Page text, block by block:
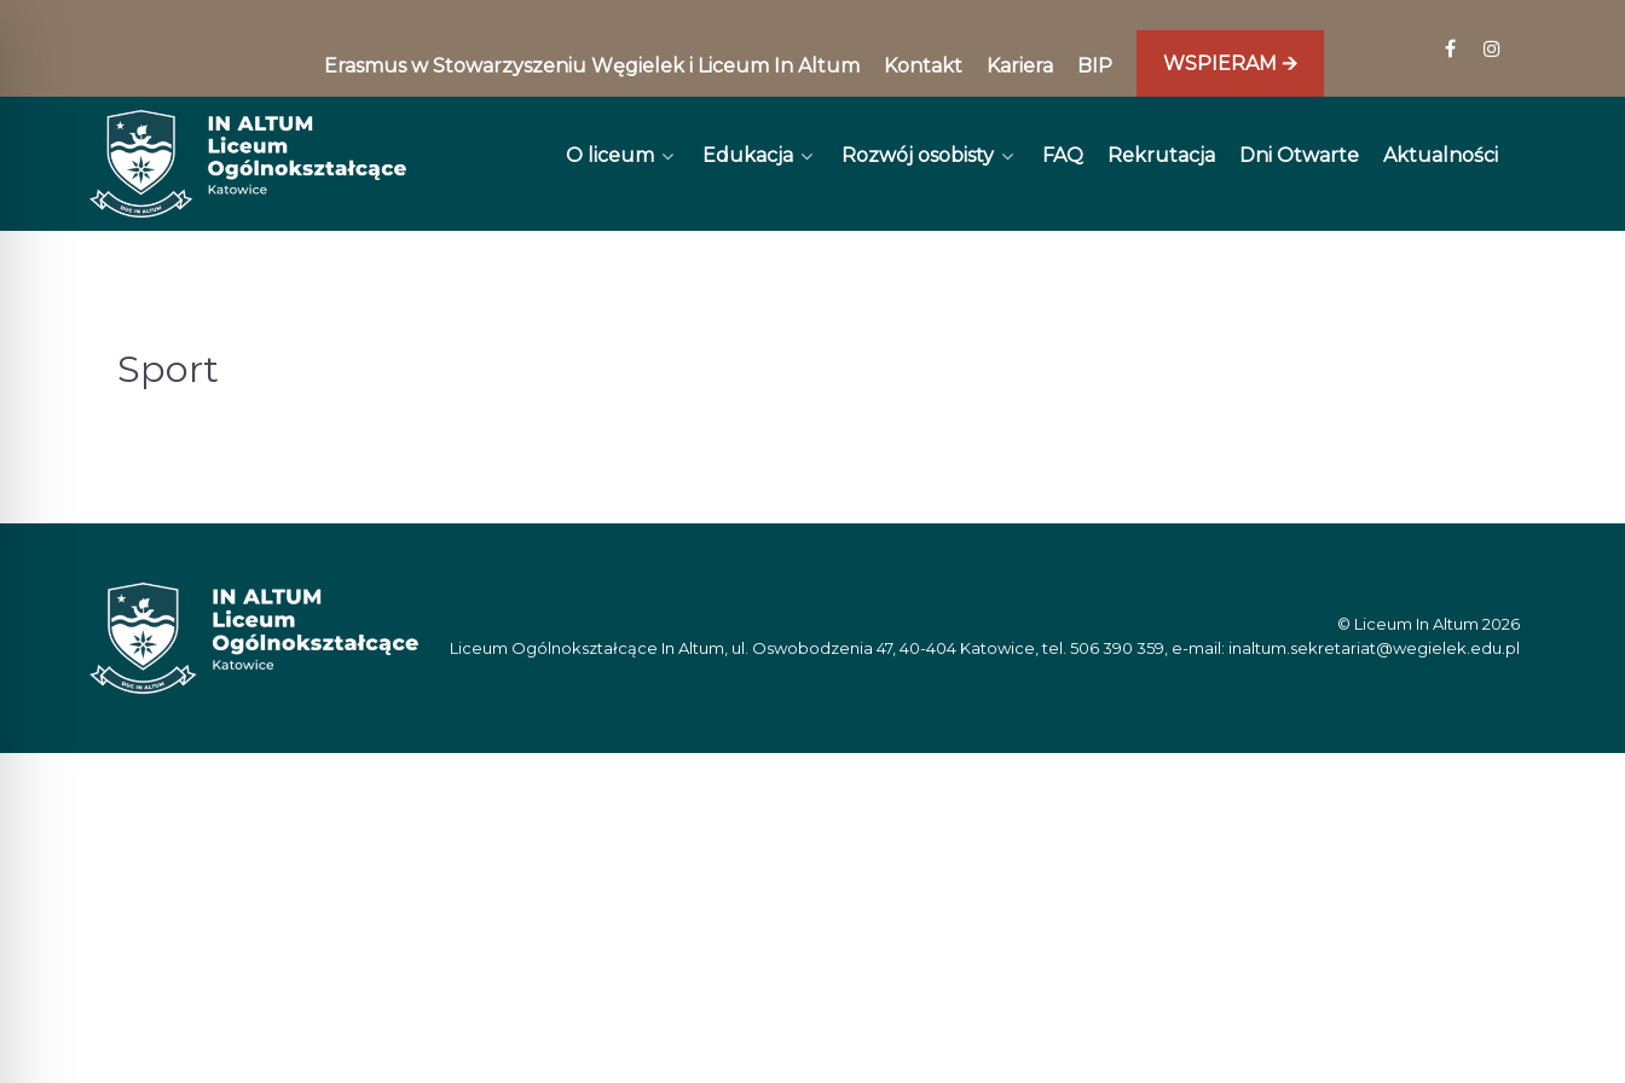
Erasmus w Stowarzyszeniu Węgielek i Liceum In Altum Kontakt Kariera BIP WSPIERAM 🡪
O liceum Edukacja Rozwój osobisty FAQ Rekrutacja Dni Otwarte Aktualności
Sport
© Liceum In Altum 2026
Liceum Ogólnokształcące In Altum, ul. Oswobodzenia 47, 40-404 Katowice, tel. 506 390 359, e-mail: inaltum.sekretariat@wegielek.edu.pl